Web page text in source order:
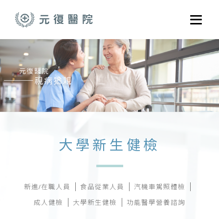
選單
關於元復
就醫指南
醫學門診
醫療養護服務
大學新生健檢
新進/在職人員 食品從業人員
汽機車駕照體檢
成人健檢
大學新生健檢 功能醫學營養諮詢